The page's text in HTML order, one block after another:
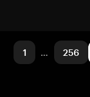
1 … 256